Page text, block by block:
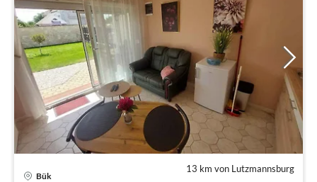
13 km von Lutzmannsburg
Bük